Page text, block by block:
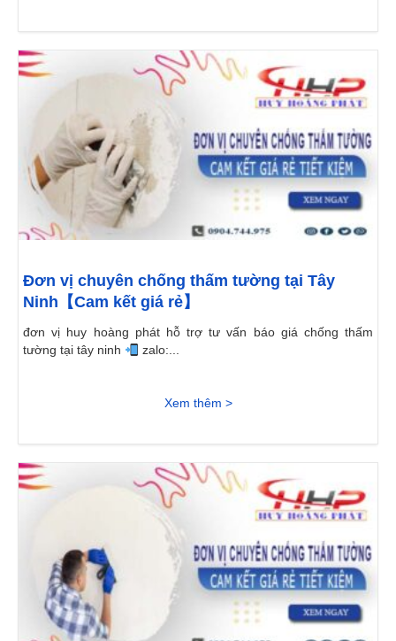
Đơn vị chuyên chống thấm tường tại Tây
Ninh【Cam kết giá rẻ】
đơn vị huy hoàng phát hỗ trợ tư vấn báo giá chống thấm
tường tại tây ninh
zalo:...
Xem thêm >